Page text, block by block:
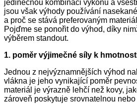
jedinečnou kombinaci výkonu a
jsou však výhody používání
a proč se stává preferovaným
Pojďme se ponořit do výhod, díky
výběrem standout.
1. poměr výjimečné síly k
Jednou z nejvýznamnějších výhod
vlákna je jeho vynikající poměr
materiál je výrazně lehčí než kovy,
zároveň poskytuje srovnatelnou